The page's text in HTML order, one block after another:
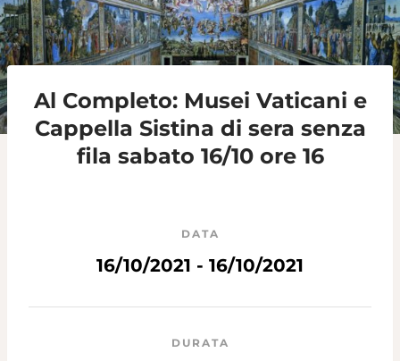
Al Completo: Musei Vaticani e
Cappella Sistina di sera senza
fila sabato 16/10 ore 16
DATA
16/10/2021 - 16/10/2021
DURATA